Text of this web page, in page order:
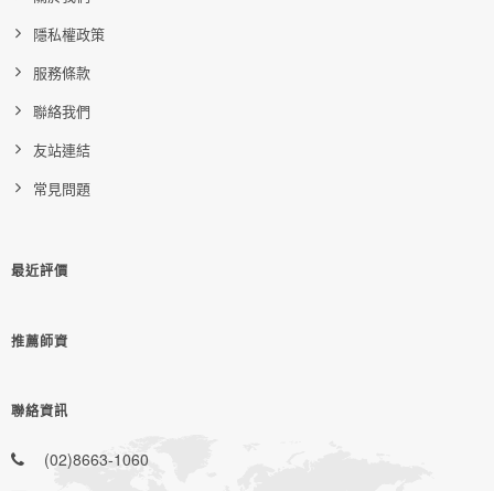
隱私權政策
服務條款
聯絡我們
友站連結
常見問題
最近評價
推薦師資
聯絡資訊
(02)8663-1060